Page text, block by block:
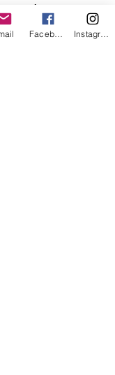
le Blog Wix.
y trouver de